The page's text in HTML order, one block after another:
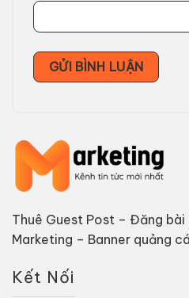
Thuê Guest Post – Đăng bài
Marketing – Banner quảng
Kết Nối